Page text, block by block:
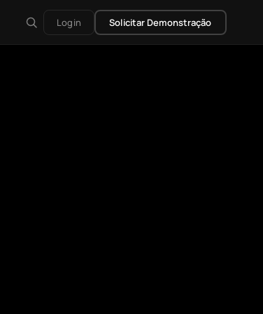
Login Solicitar Demonstração